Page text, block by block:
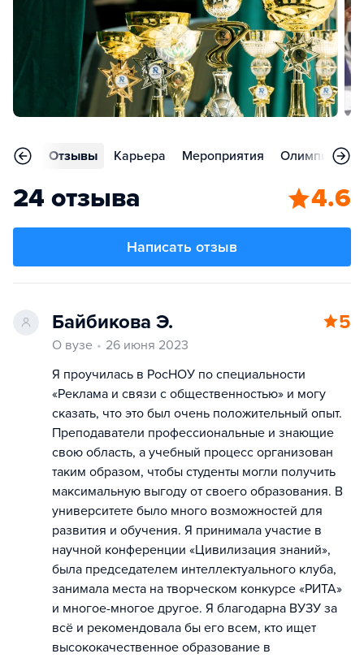
Отзывы Карьера Мероприятия Олимпиады
24 отзыва 4.6
Написать отзыв
Байбикова Э. 5
О вузе
26 июня 2023
Я проучилась в РосНОУ по специальности
«Реклама и связи с общественностью» и могу
сказать, что это был очень положительный опыт.
Преподаватели профессиональные и знающие
свою область, а учебный процесс организован
таким образом, чтобы студенты могли получить
максимальную выгоду от своего образования. В
университете было много возможностей для
развития и обучения. Я принимала участие в
научной конференции «Цивилизация знаний»,
была председателем интеллектуального клуба,
занимала места на творческом конкурсе «РИТА»
и многое-многое другое. Я благодарна ВУЗУ за
всё и рекомендовала бы его всем, кто ищет
высококачественное образование в